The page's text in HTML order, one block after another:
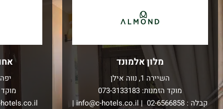
מלון אלמונד
השיירה 1, נווה אילן
מוקד הזמנות:073-3133183
קבלה : 02-6566858
|
info@c-hotels.co.il
|